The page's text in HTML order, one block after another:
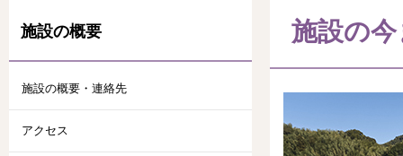
施設の
施設の概要
施設の概要・連絡先
アクセス